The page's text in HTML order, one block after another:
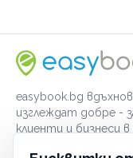
easybook.bg
изглеждат добре -
клиенти и бизнеси в